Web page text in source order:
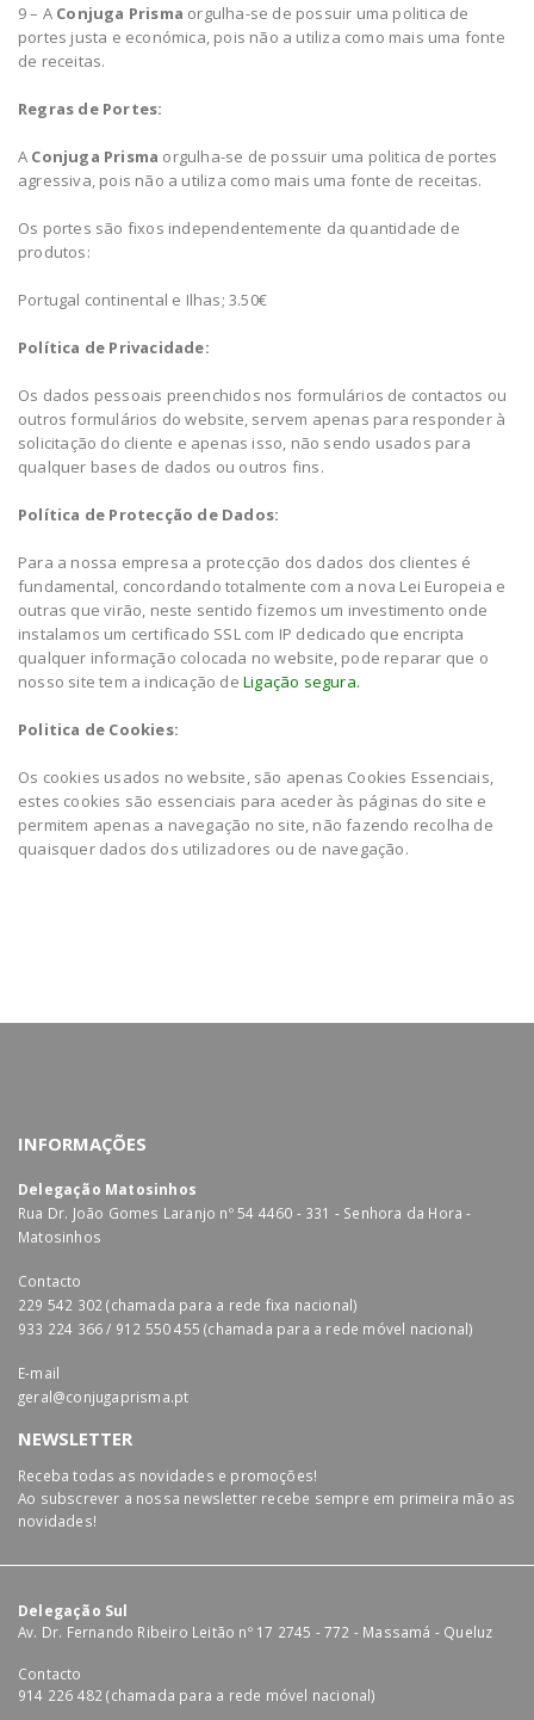
9 – A Conjuga Prisma orgulha-se de possuir uma politica de
portes justa e económica, pois não a utiliza como mais uma fonte
de receitas.
Regras de Portes:
A Conjuga Prisma orgulha-se de possuir uma politica de portes
agressiva, pois não a utiliza como mais uma fonte de receitas.
Os portes são fixos independentemente da quantidade de
produtos:
Portugal continental e Ilhas; 3.50€
Política de Privacidade:
Os dados pessoais preenchidos nos formulários de contactos ou
outros formulários do website, servem apenas para responder à
solicitação do cliente e apenas isso, não sendo usados para
qualquer bases de dados ou outros fins.
Política de Protecção de Dados:
Para a nossa empresa a protecção dos dados dos clientes é
fundamental, concordando totalmente com a nova Lei Europeia e
outras que virão, neste sentido fizemos um investimento onde
instalamos um certificado SSL com IP dedicado que encripta
qualquer informação colocada no website, pode reparar que o
nosso site tem a indicação de Ligação segura.
Politica de Cookies:
Os cookies usados no website, são apenas Cookies Essenciais,
estes cookies são essenciais para aceder às páginas do site e
permitem apenas a navegação no site, não fazendo recolha de
quaisquer dados dos utilizadores ou de navegação.
INFORMAÇÕES
Delegação Matosinhos
Rua Dr. João Gomes Laranjo nº 54 4460 - 331 - Senhora da Hora -
Matosinhos
Contacto
229 542 302 (chamada para a rede fixa nacional)
933 224 366 / 912 550 455 (chamada para a rede móvel nacional)
E-mail
geral@conjugaprisma.pt
NEWSLETTER
Receba todas as novidades e promoções!
Ao subscrever a nossa newsletter recebe sempre em primeira mão as
novidades!
Delegação Sul
Av. Dr. Fernando Ribeiro Leitão nº 17 2745 - 772 - Massamá - Queluz
Contacto
914 226 482 (chamada para a rede móvel nacional)